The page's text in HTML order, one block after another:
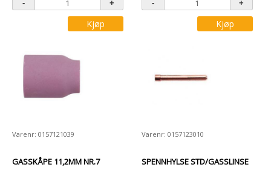
Kjøp Kjøp
Varenr: 0157121039
GASSKÅPE 11,2MM NR.7
Varenr: 0157123010
SPENNHYLSE STD/GASSLINSE